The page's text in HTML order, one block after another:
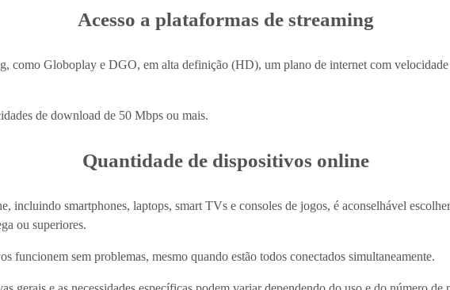
Acesso a plataformas de streaming
como Globoplay e DGO, em alta definição (HD), um plano de internet com
de download de 50 Mbps ou mais.
Quantidade de dispositivos online
incluindo smartphones, laptops, smart TVs e consoles de jogos, é aconselhável
ou superiores.
funcionem sem problemas, mesmo quando estão todos conectados simultaneamente.